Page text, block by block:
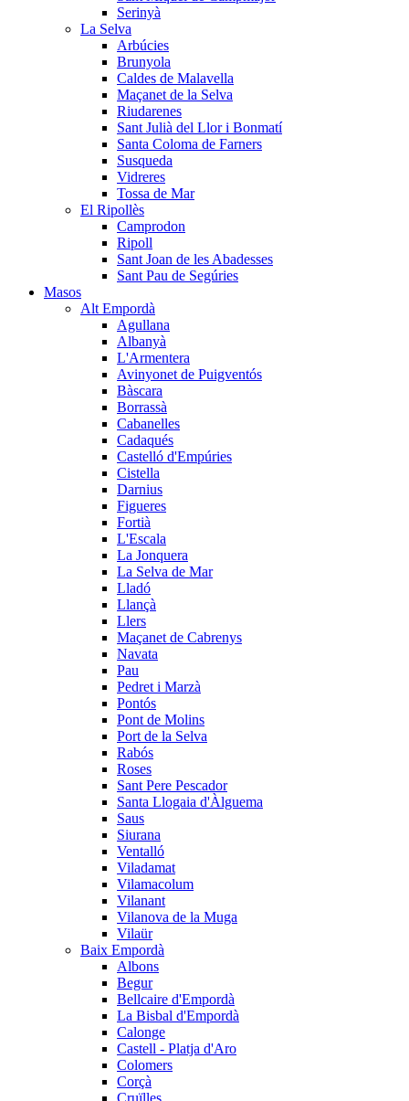
Serinyà
La Selva
Arbúcies
Brunyola
Caldes de Malavella
Maçanet de la Selva
Riudarenes
Sant Julià del Llor i Bonmatí
Santa Coloma de Farners
Susqueda
Vidreres
Tossa de Mar
El Ripollès
Camprodon
Ripoll
Sant Joan de les Abadesses
Sant Pau de Segúries
Masos
Alt Empordà
Agullana
Albanyà
L'Armentera
Avinyonet de Puigventós
Bàscara
Borrassà
Cabanelles
Cadaqués
Castelló d'Empúries
Cistella
Darnius
Figueres
Fortià
L'Escala
La Jonquera
La Selva de Mar
Lladó
Llançà
Llers
Maçanet de Cabrenys
Navata
Pau
Pedret i Marzà
Pontós
Pont de Molins
Port de la Selva
Rabós
Roses
Sant Pere Pescador
Santa Llogaia d'Àlguema
Saus
Siurana
Ventalló
Viladamat
Vilamacolum
Vilanant
Vilanova de la Muga
Vilaür
Baix Empordà
Albons
Begur
Bellcaire d'Empordà
La Bisbal d'Empordà
Calonge
Castell - Platja d'Aro
Colomers
Corçà
Cruïlles